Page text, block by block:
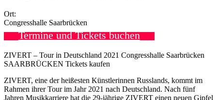
Ort:
Congresshalle Saarbrücken
Termine und Tickets buchen
ZIVERT – Tour in Deutschland 2021 Congresshalle Saarbrücken
SAARBRÜCKEN Tickets kaufen
ZIVERT, eine der heißesten Künstlerinnen Russlands, kommt im
Rahmen ihrer Tour im Jahr 2021 nach Deutschland. Nach fünf
Jahren Musikkarriere hat die 29-jährige ZIVERT einen neuen Gipfel